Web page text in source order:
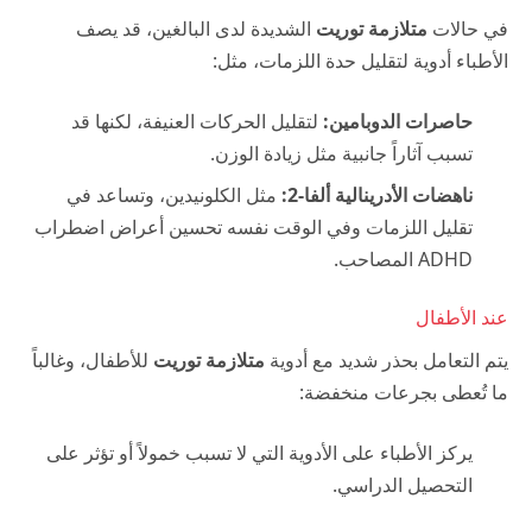
في حالات متلازمة توريت الشديدة لدى البالغين، قد يصف
الأطباء أدوية لتقليل حدة اللزمات، مثل:
حاصرات الدوبامين: لتقليل الحركات العنيفة، لكنها قد
تسبب آثاراً جانبية مثل زيادة الوزن.
ناهضات الأدرينالية ألفا-2:
مثل الكلونيدين، وتساعد في
تقليل اللزمات وفي الوقت نفسه تحسين أعراض اضطراب
ADHD المصاحب.
عند الأطفال
يتم التعامل بحذر شديد مع أدوية متلازمة توريت للأطفال، وغالباً
ما تُعطى بجرعات منخفضة:
يركز الأطباء على الأدوية التي لا تسبب خمولاً أو تؤثر على
التحصيل الدراسي.